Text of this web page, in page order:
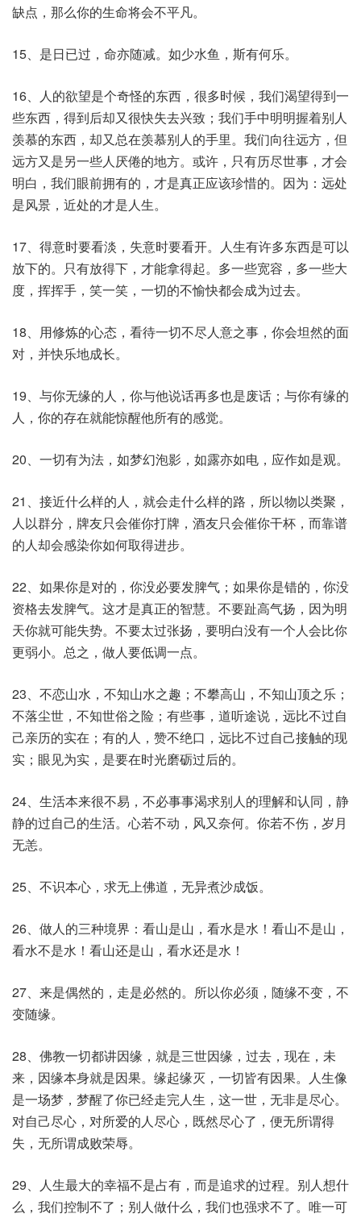
缺点，那么你的生命将会不平凡。
15、是日已过，命亦随减。如少水鱼，斯有何乐。
16、人的欲望是个奇怪的东西，很多时候，我们渴望得到一
些东西，得到后却又很快失去兴致；我们手中明明握着别人
羡慕的东西，却又总在羡慕别人的手里。我们向往远方，但
远方又是另一些人厌倦的地方。或许，只有历尽世事，才会
明白，我们眼前拥有的，才是真正应该珍惜的。因为：远处
是风景，近处的才是人生。
17、得意时要看淡，失意时要看开。人生有许多东西是可以
放下的。只有放得下，才能拿得起。多一些宽容，多一些大
度，挥挥手，笑一笑，一切的不愉快都会成为过去。
18、用修炼的心态，看待一切不尽人意之事，你会坦然的面
对，并快乐地成长。
19、与你无缘的人，你与他说话再多也是废话；与你有缘的
人，你的存在就能惊醒他所有的感觉。
20、一切有为法，如梦幻泡影，如露亦如电，应作如是观。
21、接近什么样的人，就会走什么样的路，所以物以类聚，
人以群分，牌友只会催你打牌，酒友只会催你干杯，而靠谱
的人却会感染你如何取得进步。
22、如果你是对的，你没必要发脾气；如果你是错的，你没
资格去发脾气。这才是真正的智慧。不要趾高气扬，因为明
天你就可能失势。不要太过张扬，要明白没有一个人会比你
更弱小。总之，做人要低调一点。
23、不恋山水，不知山水之趣；不攀高山，不知山顶之乐；
不落尘世，不知世俗之险；有些事，道听途说，远比不过自
己亲历的实在；有的人，赞不绝口，远比不过自己接触的现
实；眼见为实，是要在时光磨砺过后的。
24、生活本来很不易，不必事事渴求别人的理解和认同，静
静的过自己的生活。心若不动，风又奈何。你若不伤，岁月
无恙。
25、不识本心，求无上佛道，无异煮沙成饭。
26、做人的三种境界：看山是山，看水是水！看山不是山，
看水不是水！看山还是山，看水还是水！
27、来是偶然的，走是必然的。所以你必须，随缘不变，不
变随缘。
28、佛教一切都讲因缘，就是三世因缘，过去，现在，未
来，因缘本身就是因果。缘起缘灭，一切皆有因果。人生像
是一场梦，梦醒了你已经走完人生，这一世，无非是尽心。
对自己尽心，对所爱的人尽心，既然尽心了，便无所谓得
失，无所谓成败荣辱。
29、人生最大的幸福不是占有，而是追求的过程。别人想什
么，我们控制不了；别人做什么，我们也强求不了。唯一可